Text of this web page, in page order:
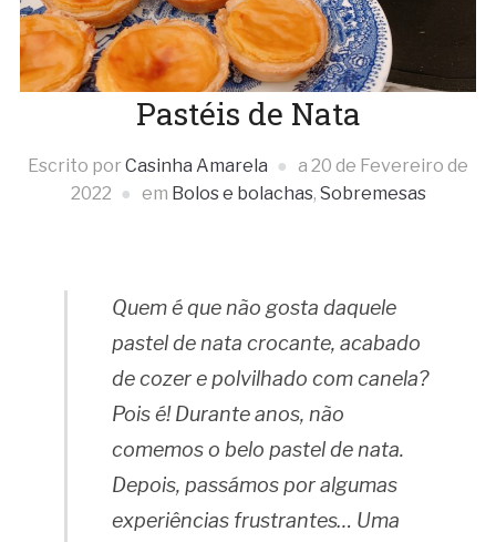
Pastéis de Nata
Escrito por Casinha Amarela a 20 de Fevereiro de
2022
em Bolos e bolachas, Sobremesas
Quem é que não gosta daquele
pastel de nata crocante, acabado
de cozer e polvilhado com canela?
Pois é! Durante anos, não
comemos o belo pastel de nata.
Depois, passámos por algumas
experiências frustrantes… Uma